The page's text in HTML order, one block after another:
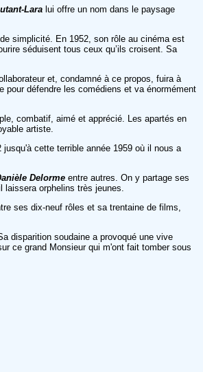
Lara lui offre un nom dans le paysage
simplicité. En 1952, son rôle au cinéma est
séduisent tous ceux qu’ils croisent. Sa
et, condamné à ce propos, fuira à
pour défendre les comédiens et va énormément
combatif, aimé et apprécié. Les apartés en
artiste.
cette terrible année 1959 où il nous a
Delorme entre autres. On y partage ses
orphelins très jeunes.
ses dix-neuf rôles et sa trentaine de films,
disparition soudaine a provoqué une vive
ce grand Monsieur qui m'ont fait tomber sous